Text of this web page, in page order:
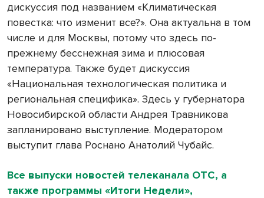
дискуссия под названием «Климатическая
повестка: что изменит все?». Она актуальна в том
числе и для Москвы, потому что здесь по-
прежнему бесснежная зима и плюсовая
температура. Также будет дискуссия
«Национальная технологическая политика и
региональная специфика». Здесь у губернатора
Новосибирской области Андрея Травникова
запланировано выступление. Модератором
выступит глава Роснано Анатолий Чубайс.
Все выпуски новостей телеканала ОТС, а
также программы «Итоги Недели»,